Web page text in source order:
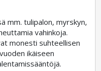
mm. tulipalon, myrskyn,
vahinkoja.
monesti suhteellisen
ikäiseen